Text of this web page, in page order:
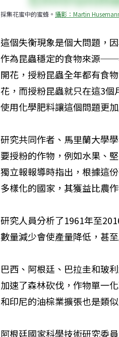
採集花蜜中的蜜蜂。 攝影：Martin
這個失衡現象是個大問題，
作為昆蟲穩定的食物來源──
開花，授粉昆蟲全年都有食
花，而授粉昆蟲就只在這3
使用化學肥料讓這個問題更加
研究共同作者、馬里蘭大學
要授粉的作物，例如水果、
獨立報報導時指出，根據這
多樣化的國家，其獲益比農
研究人員分析了1961年至
數量減少會使產量降低，甚
巴西、阿根廷、巴拉圭和玻
加速了森林砍伐，作物單一
和印尼的油棕業擴張也是類
阿根廷國家科學技術研究委